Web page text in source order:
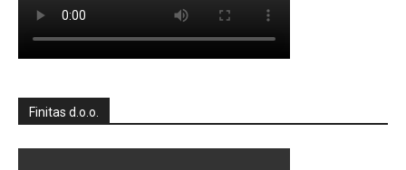
Finitas d.o.o.